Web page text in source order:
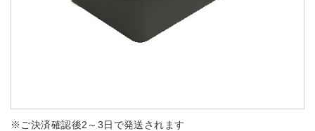
※ご決済確認後2～3日で発送されます